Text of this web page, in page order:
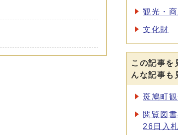
観光・商
文化財
この記事を
んな記事も
斑鳩町
閲覧図
26日入